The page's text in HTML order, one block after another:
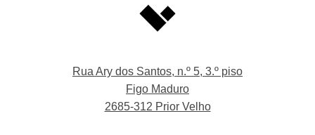
Rua Ary dos Santos, n.º 5, 3.º piso
Figo Maduro
2685-312 Prior Velho